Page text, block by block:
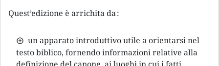
Quest’edizione è arrichita da :
un apparato introduttivo utile a orientarsi nel
testo biblico, fornendo informazioni relative alla
definizione del canone, ai luoghi in cui i fatti